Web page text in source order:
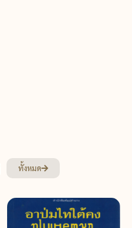
ทั้งหมด